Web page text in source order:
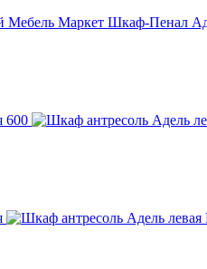
Мебель Маркет Шкаф-Пенал